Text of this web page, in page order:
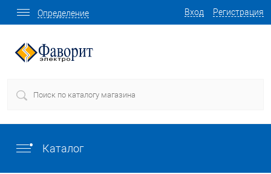
Вход Регистрация
Определение
Каталог